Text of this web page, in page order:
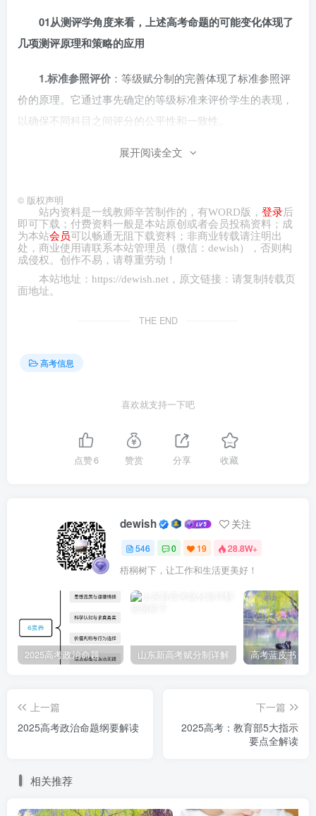
01从测评学角度来看，上述高考命题的可能变化体现了
几项测评原理和策略的应用
1.标准参照评价 ：等级赋分制的完善体现了标准参照评
价的原理。它通过事先确定的等级标准来评价学生的表现，
以确保不同科目之间评分的公平性和一致性。
强调学生在高中阶段的学习过程，如研
价方式不仅关注学习结果，还关注学生在学习过程中的参与
和成长。
3.真实性评价：增加应用题和实践题的比重，强调了真
实性评价。这类评价要求学生在真实或模拟的情境中展示他
们的知识和技能，更能反映学生的实际应用能力。
发展性评价
：高考命题的变化也关注了学生的发展潜
力，体现了发展性评价的原则。通过设计各种题型，评价学
公平性原则：通过采用计算机考试、优化题型设置等
方式，命题改革追求考试结果的公平性。这些措施有助于减
少主观性和偶然性对测评结果的影响。
：应用大数据和AI技术辅助命题，提高了
测评的科学性。这些技术的应用有助于更准确地评估学生的
能力和表现。
02 2025 年高考命题试卷信息量设定是一个复杂系统工
1.考试时长与题目数量
高考命题需要根据考试时长合理设定题目数量，确保考
展开阅读全文
© 版权声明
站内资料是一线教师辛苦制作的，有WORD版， 登录后
即可下载；付费资料一般是本站原创或者会员投稿资料；成
为本站会员可以畅通无阻下载资料；非商业转载请注明出
处，商业使用请联系本站管理员（微信： dewish ），否则构
成侵权。创作不易，请尊重劳动！
本站地址： https://dewish.net ，原文链接：请复制转载页
面地址。
THE END
高考信息
喜欢就支持一下吧
点赞6 赞赏 分享 收藏
dewish 关注
546 0 19 28.8W+
梧桐树下，让工作和生活更美好！
2025高考政治命题纲要解读 山东新高考赋分制详解
上一篇
2025高考政治命题纲要解读
下一篇
2025高考：教育部5大指示
要点全解读
相关推荐